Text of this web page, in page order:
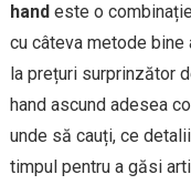
handeste o
cu câteva metode
la prețuri surprinzător
hand ascund adesea
unde să cauți, ce
timpul pentru a găsi